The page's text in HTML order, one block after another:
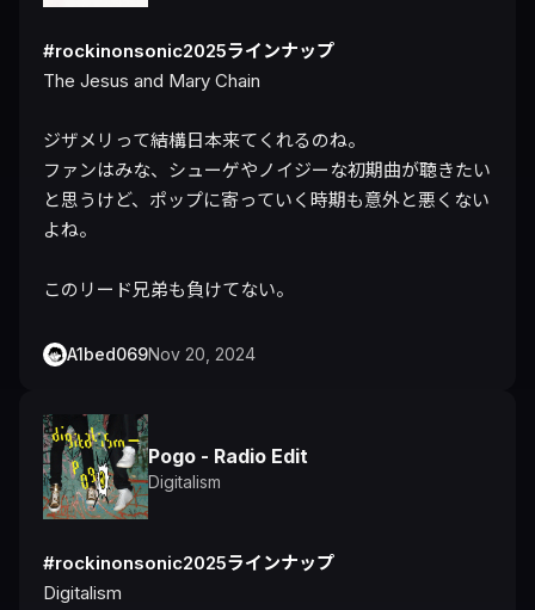
#rockinonsonic2025ラインナップ
The Jesus and Mary Chain
ジザメリって結構日本来てくれるのね。
ファンはみな、シューゲやノイジーな初期曲が聴きたい
と思うけど、ポップに寄っていく時期も意外と悪くない
よね。
このリード兄弟も負けてない。
A1bed069Nov 20, 2024
Pogo - Radio Edit
Digitalism
#rockinonsonic2025ラインナップ